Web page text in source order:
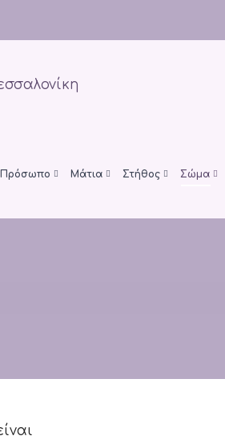
Πρόσωπο Μάτια Στήθος Σώμα